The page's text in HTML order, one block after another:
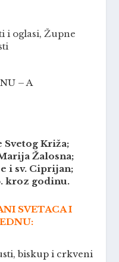
i oglasi, Župne
Svetog Križa;
Žalosna;
i sv. Ciprijan;
kroz godinu.
SVETACA I
biskup i crkveni